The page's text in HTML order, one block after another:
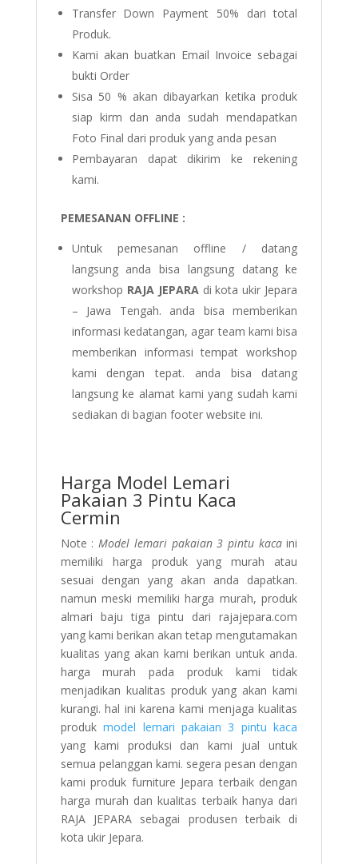
Transfer Down Payment 50% dari total
Produk.
Kami akan buatkan Email Invoice sebagai
bukti Order
Sisa 50 % akan dibayarkan ketika produk
siap kirm dan anda sudah mendapatkan
Foto Final dari produk yang anda pesan
Pembayaran dapat dikirim ke rekening
kami.
PEMESANAN OFFLINE :
Untuk pemesanan offline / datang
langsung anda bisa langsung datang ke
workshop RAJA JEPARAdi kota ukir Jepara
– Jawa Tengah. anda bisa memberikan
informasi kedatangan, agar team kami bisa
memberikan informasi tempat workshop
kami dengan tepat. anda bisa datang
langsung ke alamat kami yang sudah kami
sediakan di bagian footer website ini.
Harga Model Lemari
Pakaian 3 Pintu Kaca
Cermin
Note :Model lemari pakaian 3 pintu kacaini
memiliki harga produk yang murah atau
sesuai dengan yang akan anda dapatkan.
namun meski memiliki harga murah, produk
almari baju tiga pintu dari rajajepara.com
yang kami berikan akan tetap mengutamakan
kualitas yang akan kami berikan untuk anda.
harga murah pada produk kami tidak
menjadikan kualitas produk yang akan kami
kurangi. hal ini karena kami menjaga kualitas
produkmodel lemari pakaian 3 pintu kaca
yang kami produksi dan kami jual untuk
semua pelanggan kami. segera pesan dengan
kami produk furniture Jepara terbaik dengan
harga murah dan kualitas terbaik hanya dari
RAJA JEPARA sebagai produsen terbaik di
kota ukir Jepara.